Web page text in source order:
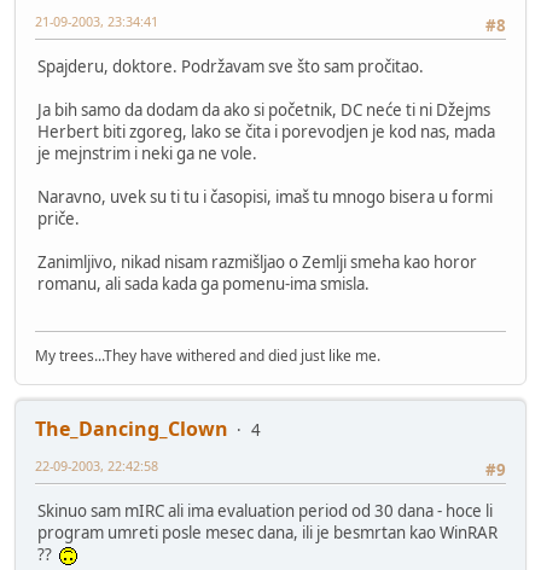
#8
21-09-2003, 23:34:41
Spajderu, doktore. Podržavam sve što sam pročitao.
Ja bih samo da dodam da ako si početnik, DC neće ti ni Džejms
Herbert biti zgoreg, lako se čita i porevodjen je kod nas, mada
je mejnstrim i neki ga ne vole.
Naravno, uvek su ti tu i časopisi, imaš tu mnogo bisera u formi
priče.
Zanimljivo, nikad nisam razmišljao o Zemlji smeha kao horor
romanu, ali sada kada ga pomenu-ima smisla.
My trees...They have withered and died just like me.
The_Dancing_Clown
4
#9
22-09-2003, 22:42:58
Skinuo sam mIRC ali ima evaluation period od 30 dana - hoce li
program umreti posle mesec dana, ili je besmrtan kao WinRAR
??